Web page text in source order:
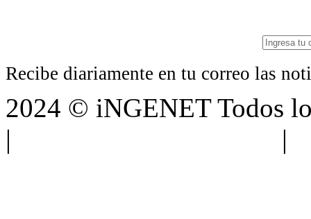
Recibe diariamente en tu correo las
2024 © iNGENET Todos
|
|